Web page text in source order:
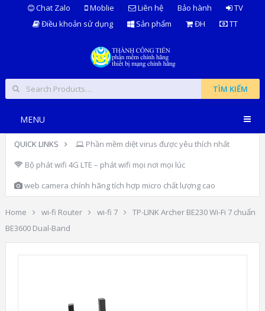
Chat Zalo Moblie Liên hệ Bảo hành
TV
Điều khoản sử dụng
Sản phẩm ĐH TT
TÌM KIẾM
MENU
QUICK LINKS
Phần mềm diệt virus được yêu thích nhất
Bộ phát wifi 4G LTE – phát wifi mọi nơi mọi lúc
web camera chính hãng tích hợp micro chất lượng cao
Home wi-fi Router wi-fi 7
TP-LINK Archer BE230 Wi-Fi 7 chuẩn
BE3600 Dual-Band